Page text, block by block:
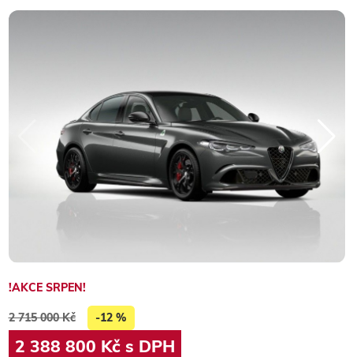
!AKCE SRPEN!
2 715 000 Kč -12 %
2 388 800 Kč s DPH